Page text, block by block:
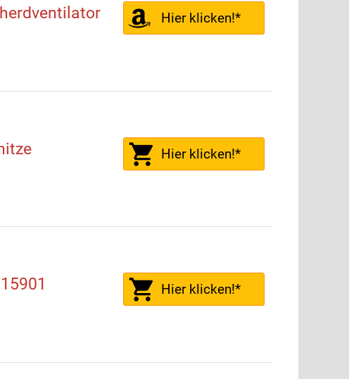
Hier klicken!*
Hier klicken!*
Hier klicken!*